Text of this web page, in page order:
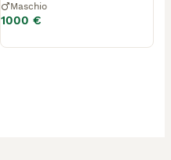
Maschio
1000 €